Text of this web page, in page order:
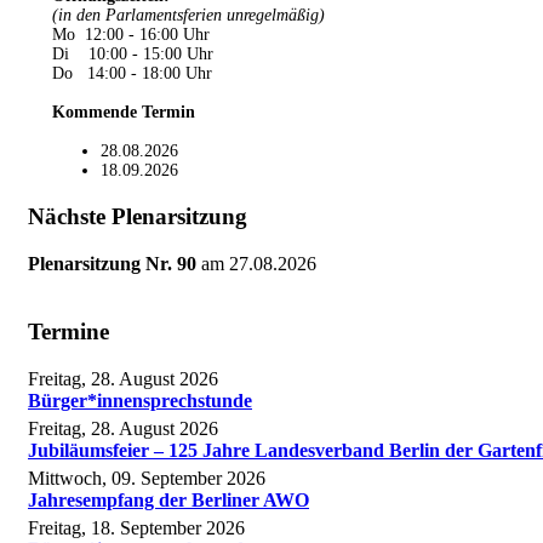
(in den Parlamentsferien unregelmäßig)
Mo 12:00 - 16:00 Uhr
Di 10:00 - 15:00 Uhr
Do 14:00 - 18:00 Uhr
Kommende Termin
28.08.2026
18.09.2026
Nächste Plenarsitzung
Plenarsitzung Nr. 90 am 27.08.2026
Termine
Freitag, 28. August 2026
Bürger*innensprechstunde
Freitag, 28. August 2026
Jubiläumsfeier – 125 Jahre Landesverband Berlin der
Mittwoch, 09. September 2026
Jahresempfang der Berliner AWO
Freitag, 18. September 2026